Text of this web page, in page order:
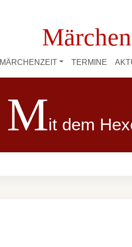
MÄRCHENZEIT TERMINE
Mit dem